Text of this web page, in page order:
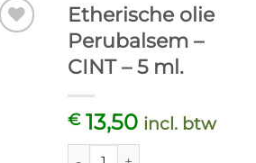
Etherische olie
Perubalsem –
CINT – 5 ml.
€13,50 incl. btw
Etherische olie Perubalsem -